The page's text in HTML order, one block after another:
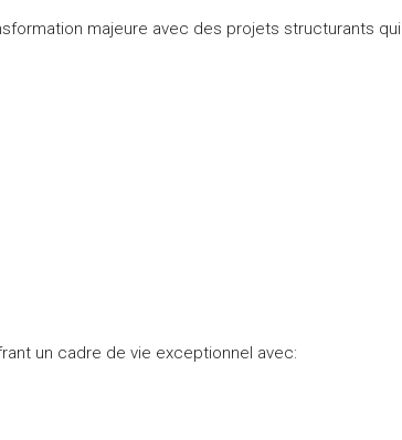
majeure avec des projets structurants qui
un cadre de vie exceptionnel avec: